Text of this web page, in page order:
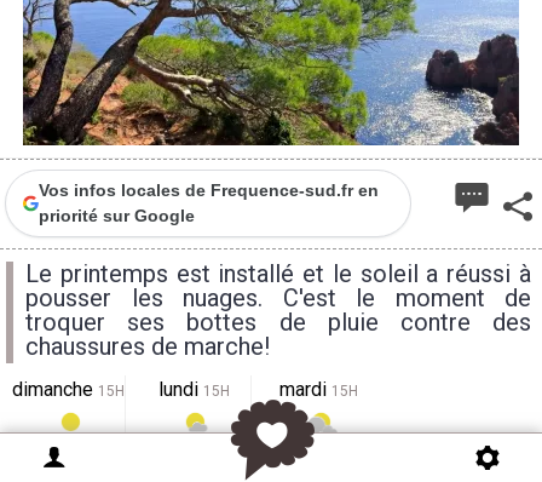
Vos infos locales de Frequence-sud.fr en
priorité sur Google
Le printemps est installé et le soleil a réussi à
pousser les nuages. C'est le moment de
troquer ses bottes de pluie contre des
chaussures de marche!
dimanche 15H
34°
lundi 15H mardi 15H
33°